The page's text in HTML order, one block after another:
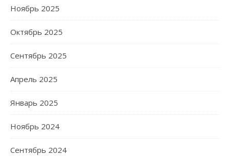
Ноябрь 2025
Октябрь 2025
Сентябрь 2025
Апрель 2025
Январь 2025
Ноябрь 2024
Сентябрь 2024